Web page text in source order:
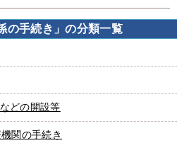
の手続き」の分類一覧
どの開設等
関の手続き